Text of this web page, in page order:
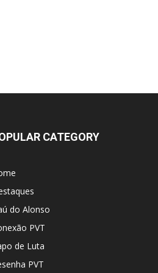
Jean Silva vs Yair Rodriguez
PbP - UFC Belgrado (tá rolando agora!)
UFC 331 - Card
CATEGORY
do Alonso
PVT
de Luta
PVT